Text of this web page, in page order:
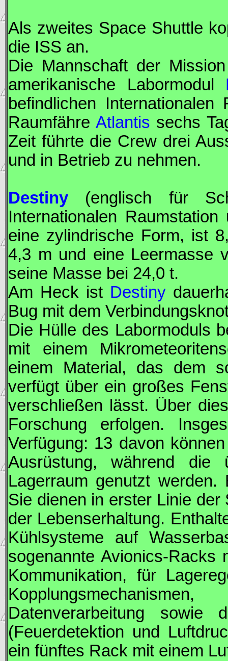
Als zweites Space Shuttle
die ISS an.
Die Mannschaft der
amerikanische Labormodul
befindlichen Internationalen
Raumfähre Atlantis sechs
Zeit führte die Crew drei
und in Betrieb zu nehmen.
Destiny (englisch für
Internationalen
eine zylindrische Form, ist
4,3 m und eine Leermasse
seine Masse bei 24,0 t.
Am Heck ist Destiny
Bug mit dem
Die Hülle des Labormoduls
mit einem
einem Material, das dem
verfügt über ein großes
verschließen lässt. Über
Forschung erfolgen.
Verfügung: 13 davon
Ausrüstung, während
Lagerraum genutzt
Sie dienen in erster Linie
der Lebenserhaltung.
Kühlsysteme auf
sogenannte Avionics-Racks
Kommunikation, für
Datenverarbeitung sowie
(Feuerdetektion und
ein fünftes Rack mit einem